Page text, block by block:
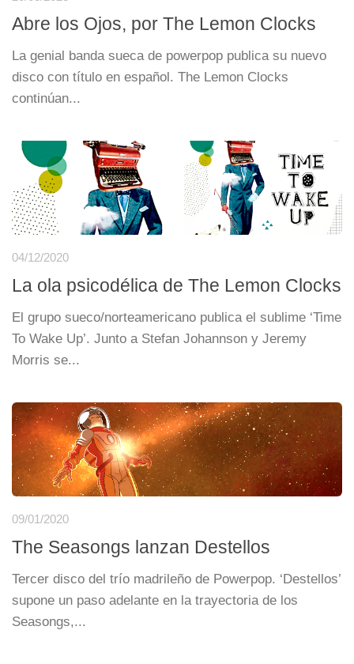
Abre los Ojos, por The Lemon Clocks
La genial banda sueca de powerpop publica su nuevo
disco con título en español. The Lemon Clocks
continúan...
04/12/2020
La ola psicodélica de The Lemon Clocks
El grupo sueco/norteamericano publica el sublime ‘Time
To Wake Up’. Junto a Stefan Johannson y Jeremy
Morris se...
09/01/2020
The Seasongs lanzan Destellos
Tercer disco del trío madrileño de Powerpop. ‘Destellos’
supone un paso adelante en la trayectoria de los
Seasongs,...